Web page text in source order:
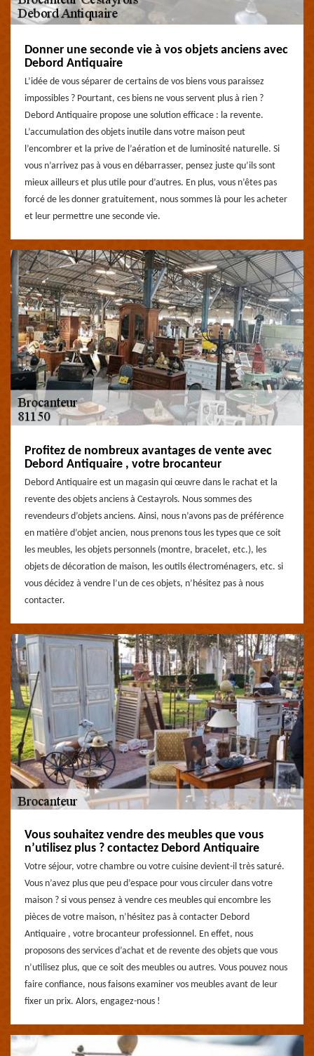
Donner une seconde vie à vos objets anciens avec
Debord Antiquaire
L’idée de vous séparer de certains de vos biens vous paraissez
impossibles ? Pourtant, ces biens ne vous servent plus à rien ?
Debord Antiquaire propose une solution efficace : la revente.
L’accumulation des objets inutile dans votre maison peut
l’encombrer et la prive de l’aération et de luminosité naturelle. Si
vous n’arrivez pas à vous en débarrasser, pensez juste qu’ils sont
mieux ailleurs et plus utile pour d’autres. En plus, vous n’êtes pas
forcé de les donner gratuitement, nous sommes là pour les acheter
et leur permettre une seconde vie.
Profitez de nombreux avantages de vente avec
Debord Antiquaire , votre brocanteur
Debord Antiquaire est un magasin qui œuvre dans le rachat et la
revente des objets anciens à Cestayrols. Nous sommes des
revendeurs d’objets anciens. Ainsi, nous n’avons pas de préférence
en matière d’objet ancien, nous prenons tous les types que ce soit
les meubles, les objets personnels (montre, bracelet, etc.), les
objets de décoration de maison, les outils électroménagers, etc. si
vous décidez à vendre l’un de ces objets, n’hésitez pas à nous
contacter.
Vous souhaitez vendre des meubles que vous
n’utilisez plus ? contactez Debord Antiquaire
Votre séjour, votre chambre ou votre cuisine devient-il très saturé.
Vous n’avez plus que peu d’espace pour vous circuler dans votre
maison ? si vous pensez à vendre ces meubles qui encombre les
pièces de votre maison, n’hésitez pas à contacter Debord
Antiquaire , votre brocanteur professionnel. En effet, nous
proposons des services d’achat et de revente des objets que vous
n’utilisez plus, que ce soit des meubles ou autres. Vous pouvez nous
faire confiance, nous faisons examiner vos meubles avant de leur
fixer un prix. Alors, engagez-nous !